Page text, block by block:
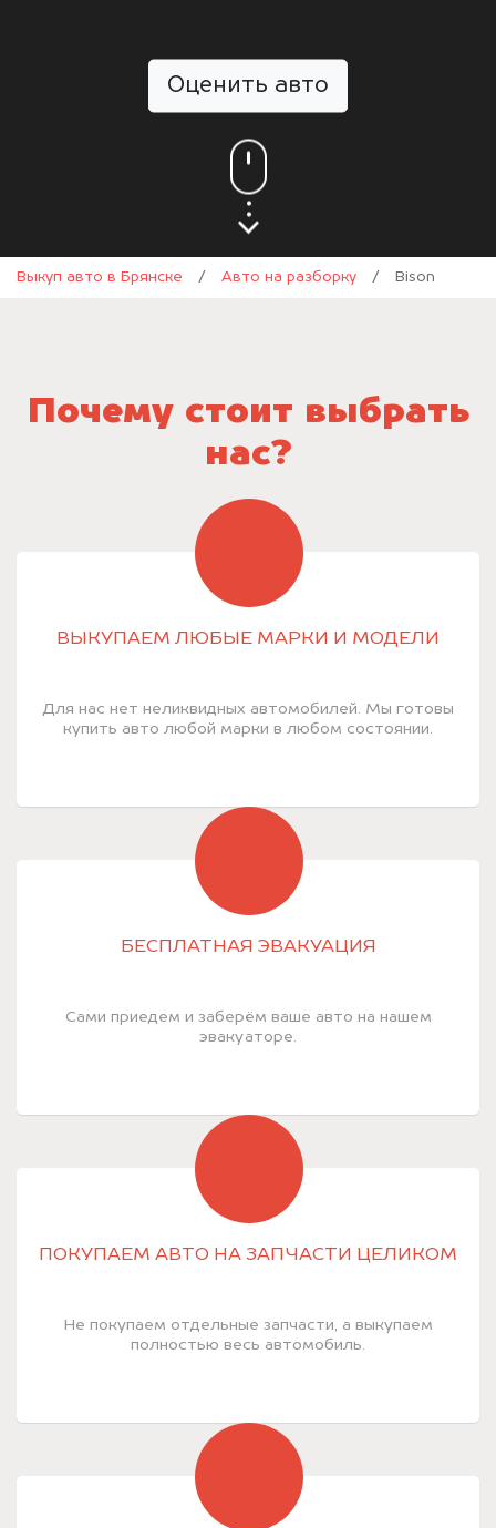
Оценить авто
Выкуп авто в Брянске / Авто на разборку / Bison
Почему стоит выбрать
нас?
ВЫКУПАЕМ ЛЮБЫЕ МАРКИ И МОДЕЛИ
Для нас нет неликвидных автомобилей. Мы готовы
купить авто любой марки в любом состоянии.
БЕСПЛАТНАЯ ЭВАКУАЦИЯ
Сами приедем и заберём ваше авто на нашем
эвакуаторе.
ПОКУПАЕМ АВТО НА ЗАПЧАСТИ ЦЕЛИКОМ
Не покупаем отдельные запчасти, а выкупаем
полностью весь автомобиль.